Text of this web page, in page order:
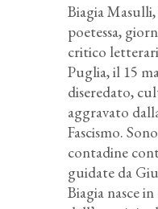
Biagia
poetessa,
critico
Puglia, il 15
diseredato,
aggravato
Fascismo.
contadine
guidate da
Biagia nasce